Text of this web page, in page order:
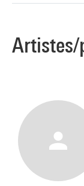
Artistes/